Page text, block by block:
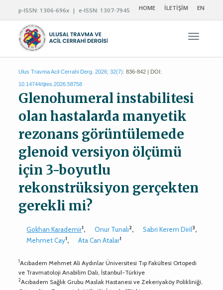
p-ISSN: 1306-696x | e-ISSN: 1307-7945 HOME İLETİŞİM EN
Ulus Travma Acil Cerrahi Derg. 2026; 32(7): 836-842 | DOI:
10.14744/tjtes.2026.58758
Glenohumeral instabilitesi
olan hastalarda manyetik
rezonans görüntülemede
glenoid versiyon ölçümü
için 3-boyutlu
rekonstrüksiyon gerçekten
gerekli mi?
Gokhan Karademir1, Onur Tunalı2, Sabri Kerem Diril3,
Mehmet Cay1, Ata Can Atalar1
1Acıbadem Mehmet Ali Aydınlar Üniversitesi Tıp Fakültesi Ortopedi
ve Travmatoloji Anabilim Dalı, İstanbul-Türkiye
2Acıbadem Sağlık Grubu Maslak Hastanesi ve Zekeriyaköy Polikliniği,